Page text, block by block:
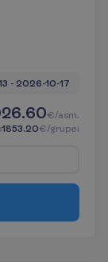
- 2026-10-17
€/asm.
1853.20€/grupei